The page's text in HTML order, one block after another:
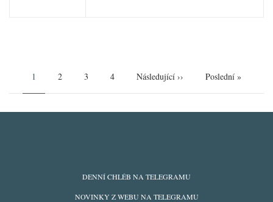
Aktuální
1 Page
2 Page
3 Page
4 Následující
Následující ›› Poslední
Poslední »
DENNÍ CHLÉB NA TELEGRAMU
NOVINKY Z WEBU NA TELEGRAMU